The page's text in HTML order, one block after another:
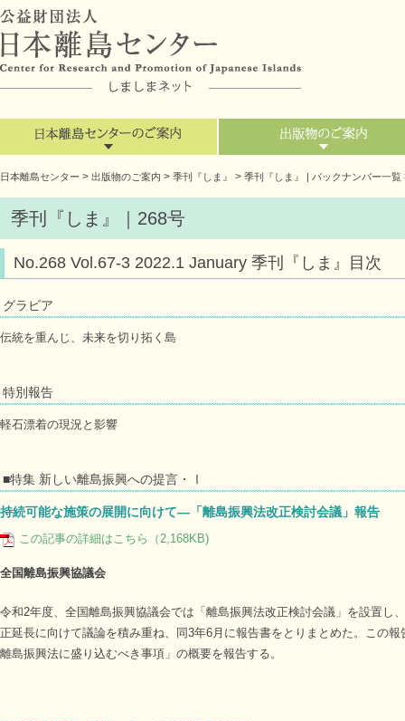
日本離島センター > 出版物のご案内 > 季刊『しま』 > 季刊『しま』 | バックナンバー一覧
季刊『しま』｜268号
No.268 Vol.67-3 2022.1 January 季刊『しま』目次
グラビア
伝統を重んじ、未来を切り拓く島
特別報告
軽石漂着の現況と影響
■特集 新しい離島振興への提言・Ⅰ
持続可能な施策の展開に向けて―「離島振興法改正検討会議」報告
この記事の詳細はこちら（2,168KB)
全国離島振興協議会
令和2年度、全国離島振興協議会では「離島振興法改正検討会議」を設置し
正延長に向けて議論を積み重ね、同3年6月に報告書をとりまとめた。この
離島振興法に盛り込むべき事項」の概要を報告する。